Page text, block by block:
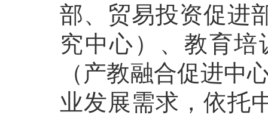
部、贸易投资促进
究中心）、教育
（产教融合促进中
业发展需求，依托